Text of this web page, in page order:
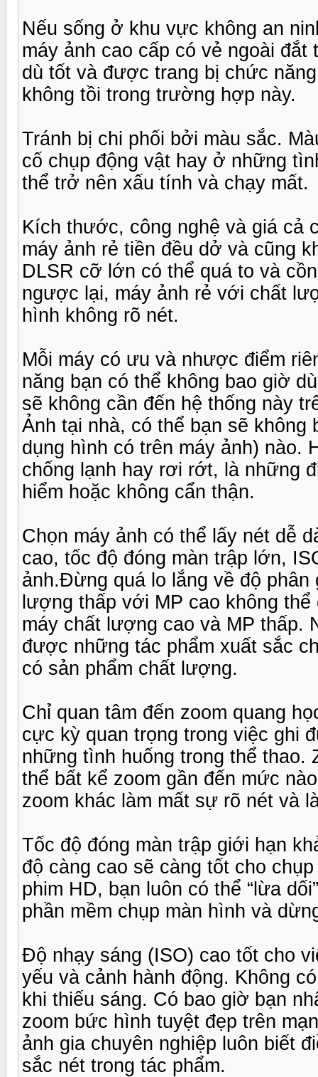
Nếu sống ở khu vực không an
máy ảnh cao cấp có vẻ ngoài
dù tốt và được trang bị chức
không tồi trong trường hợp này.
Tránh bị chi phối bởi màu sắc.
cố chụp động vật hay ở những
thể trở nên xấu tính và chạy mất.
Kích thước, công nghệ và giá cả
máy ảnh rẻ tiền đều dở và cũng
DLSR cỡ lớn có thể quá to và
ngược lại, máy ảnh rẻ với chất
hình không rõ nét.
Mỗi máy có ưu và nhược điểm
năng bạn có thể không bao giờ
sẽ không cần đến hệ thống này
Ảnh tại nhà, có thể bạn sẽ
dụng hình có trên máy ảnh) nào.
chống lạnh hay rơi rớt, là những
hiểm hoặc không cẩn thận.
Chọn máy ảnh có thể lấy nét dễ
cao, tốc độ đóng màn trập lớn,
ảnh.Đừng quá lo lắng về độ phân
lượng thấp với MP cao không
máy chất lượng cao và MP thấp.
được những tác phẩm xuất sắc
có sản phẩm chất lượng.
Chỉ quan tâm đến zoom quang
cực kỳ quan trọng trong việc ghi
những tình huống trong thể thao.
thể bất kể zoom gần đến mức
zoom khác làm mất sự rõ nét và
Tốc độ đóng màn trập giới hạn
độ càng cao sẽ càng tốt cho
phim HD, bạn luôn có thể “lừa
phần mềm chụp màn hình và
Độ nhạy sáng (ISO) cao tốt cho
yếu và cảnh hành động. Không
khi thiếu sáng. Có bao giờ bạn
zoom bức hình tuyệt đẹp trên
ảnh gia chuyên nghiệp luôn biết
sắc nét trong tác phẩm.